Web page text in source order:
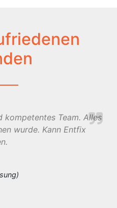
kompetentes Team. Alles
wurde. Kann Entfix